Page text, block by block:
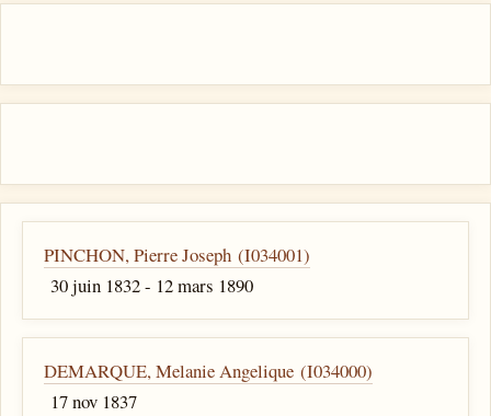
PINCHON, Pierre Joseph (I034001)
30 juin 1832 - 12 mars 1890
DEMARQUE, Melanie Angelique (I034000)
17 nov 1837